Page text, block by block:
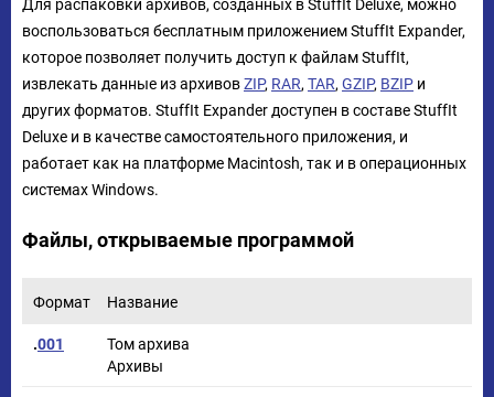
Для распаковки архивов, созданных в StuffIt Deluxe, можно
воспользоваться бесплатным приложением StuffIt Expander,
которое позволяет получить доступ к файлам StuffIt,
извлекать данные из архивовZIP, RAR, TAR, GZIP, BZIP и
других форматов. StuffIt Expander доступен в составе StuffIt
Deluxe и в качестве самостоятельного приложения, и
работает как на платформе Macintosh, так и в операционных
системах Windows.
Файлы, открываемые программой
Формат Название
.001
Том архива
Архивы